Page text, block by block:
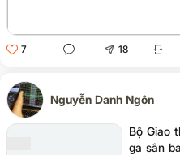
7 18
Nguyễn Danh Ngôn
Bộ Giao
ga sân